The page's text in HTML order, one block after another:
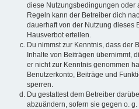
diese Nutzungsbedingungen oder
Regeln kann der Betreiber dich
dauerhaft von der Nutzung dieses
Hausverbot erteilen.
Du nimmst zur Kenntnis, dass der
Inhalte von Beiträgen übernimmt,
er nicht zur Kenntnis genommen
Benutzerkonto, Beiträge und
sperren.
Du gestattest dem Betreiber
abzuändern, sofern sie gegen o.